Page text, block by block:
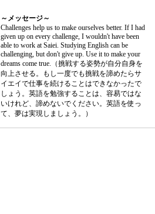
～メッセージ～
Challenges help us to make ourselves better. If I had
given up on every challenge, I wouldn't have been
able to work at Saiei. Studying English can be
challenging, but don't give up. Use it to make your
dreams come true.（挑戦する姿勢が自分自身を
向上させる。もし一度でも挑戦を諦めたらサ
イエイで仕事を続けることはできなかったで
しょう。英語を勉強することは、容易ではな
いけれど、諦めないでください。英語を使っ
て、夢は実現しましょう。）